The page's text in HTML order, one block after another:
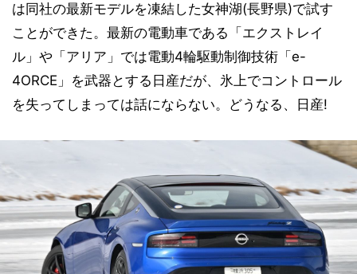
は同社の最新モデルを凍結した女神湖(長野県)で試す
ことができた。最新の電動車である「エクストレイ
ル」や「アリア」では電動4輪駆動制御技術「e-
4ORCE」を武器とする日産だが、氷上でコントロール
を失ってしまっては話にならない。どうなる、日産!